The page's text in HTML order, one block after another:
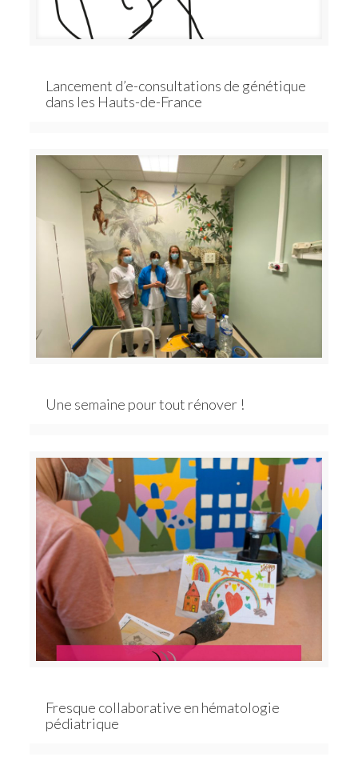
Lancement d’e-consultations de génétique
dans les Hauts-de-France
Une semaine pour tout rénover !
Fresque collaborative en hématologie
pédiatrique